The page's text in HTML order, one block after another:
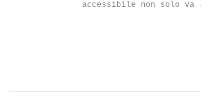
accessibile non solo va a